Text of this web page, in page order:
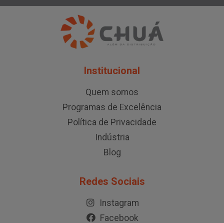
Institucional
Quem somos
Programas de Excelência
Política de Privacidade
Indústria
Blog
Redes Sociais
Instagram
Facebook